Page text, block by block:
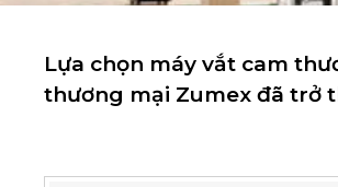
Lựa chọn máy vắt cam
thương mại Zumex đã trở